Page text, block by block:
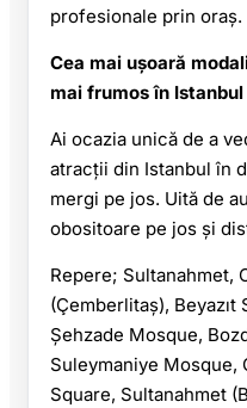
profesionale prin oraș.
Cea mai ușoară
mai frumos în Istanbul
Ai ocazia unică de a
atracții din Istanbul în
mergi pe jos. Uită de
obositoare pe jos și
Repere; Sultanahmet,
(Çemberlitaş), Beyazıt
Şehzade Mosque,
Suleymaniye Mosque,
Square, Sultanahmet